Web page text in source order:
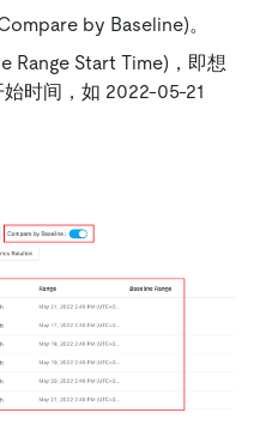
by Baseline)。
Range Start Time)，即想
时间，如 2022-05-21